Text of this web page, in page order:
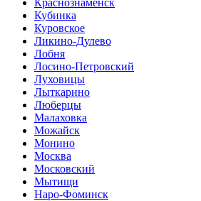
Краснознаменск
Кубинка
Куровское
Ликино-Дулево
Лобня
Лосино-Петровский
Луховицы
Лыткарино
Люберцы
Малаховка
Можайск
Монино
Москва
Московский
Мытищи
Наро-Фоминск